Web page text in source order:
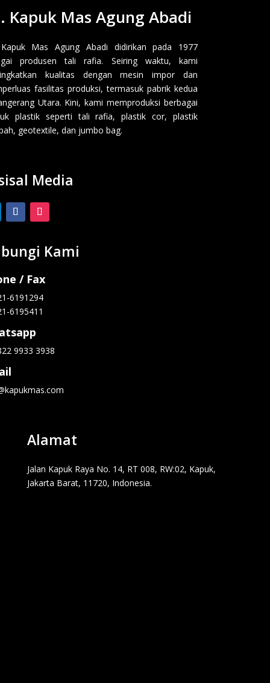
Kapuk Mas Agung Abadi
Mas Agung Abadi didirikan pada 1977
produsen tali rafia. Seiring waktu, kami
kualitas dengan mesin impor dan
fasilitas produksi, termasuk pabrik kedua
Utara. Kini, kami memproduksi berbagai
plastik seperti tali rafia, plastik cor, plastik
geotextile, dan jumbo bag.
Media
Kami
/ Fax
6191294
6195411
9933 3938
Alamat
Jalan Kapuk Raya No. 14, RT 008, RW:02, Kapuk,
Jakarta Barat, 11720, Indonesia.